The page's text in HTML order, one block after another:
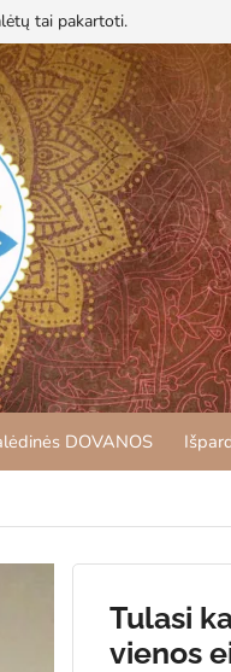
tai pakartoti.
DOVANOS
Tulasi
vienos